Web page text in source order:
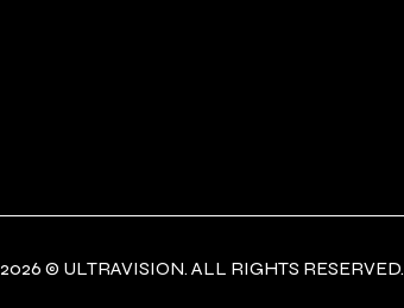
2026 © ULTRAVISION. ALL RIGHTS RESERVED.